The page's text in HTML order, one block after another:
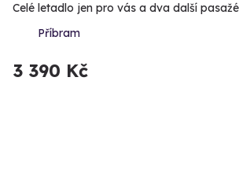
Celé letadlo jen pro vás a dva další
Příbram
3 390 Kč